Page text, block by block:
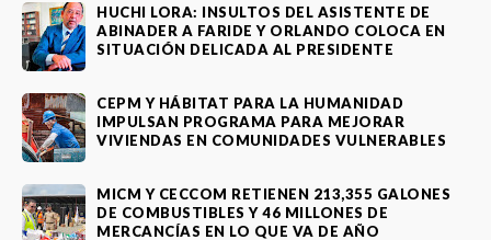
HUCHI LORA: INSULTOS DEL ASISTENTE DE
ABINADER A FARIDE Y ORLANDO COLOCA EN
SITUACIÓN DELICADA AL PRESIDENTE
CEPM Y HÁBITAT PARA LA HUMANIDAD
IMPULSAN PROGRAMA PARA MEJORAR
VIVIENDAS EN COMUNIDADES VULNERABLES
MICM Y CECCOM RETIENEN 213,355 GALONES
DE COMBUSTIBLES Y 46 MILLONES DE
MERCANCÍAS EN LO QUE VA DE AÑO